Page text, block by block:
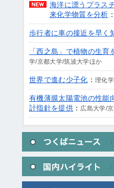
海洋に漂うプラス
来化学物質を分析 ：
歩行者に車の接近を早く
「西之島」で植物の生育
学/京都大学/筑波大学ほか
世界で進む少子化 ： 理化
有機薄膜太陽電池の性能
計指針を提供： 広島大学/